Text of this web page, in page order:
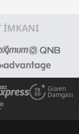
İMKANI
Güven
Damgası